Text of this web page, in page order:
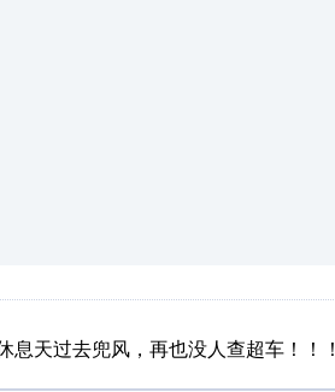
天过去兜风，再也没人查超车！！！